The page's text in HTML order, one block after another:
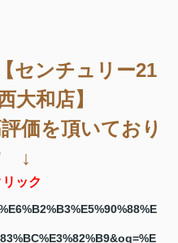
センチュリー21
大和店】
価を頂いており
↓
ック